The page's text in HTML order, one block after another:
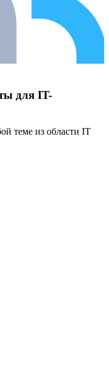
для IT-
теме из области IT